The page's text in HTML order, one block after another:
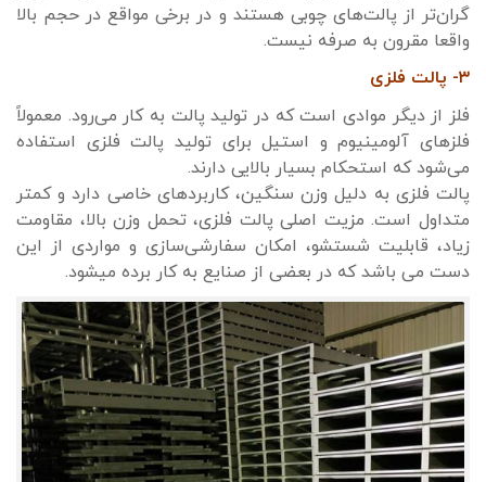
گران‌تر از پالت‌های چوبی هستند و در برخی مواقع در حجم بالا
واقعا مقرون به صرفه نیست.
۳- پالت فلزی
فلز از دیگر موادی است که در تولید پالت به کار می‌رود. معمولاً
فلزهای آلومینیوم و استیل برای تولید پالت فلزی استفاده
می‌شود که استحکام بسیار بالایی دارند.
پالت فلزی به دلیل وزن سنگین، کاربردهای خاصی دارد و کمتر
متداول است. مزیت‌ اصلی پالت فلزی، تحمل وزن بالا، مقاومت
زیاد، قابلیت شستشو، امکان سفارشی‌سازی و مواردی از این
دست می باشد که در بعضی از صنایع به کار برده میشود.